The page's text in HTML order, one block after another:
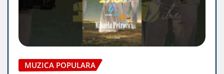
MUZICA POPULARA